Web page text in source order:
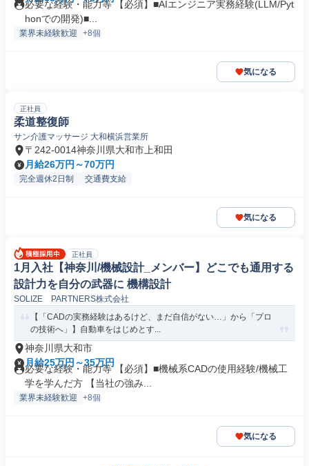
必要な経験・能力等 【必須】■AIエンジニア実務経験(LLM/Pyt
honでの開発)■...
業界未経験歓迎 +8個
気になる
正社員
柔道整復師
サン介護マッサージ 大和横浜営業所
〒242-0014神奈川県大和市上和田
月給26万円～70万円
完全週休2日制 交通費支給
気になる
正社員
1月入社【神奈川/機械設計_メンバー】どこでも通用する
設計力を自分の武器に 機構設計
SOLIZE PARTNERS株式会社
【「CADの実務経験はあるけど、まだ自信がない…」から「プロ
の技術へ」】自動車をはじめとす...
神奈川県大和市
月給25万円～35万円
必要な経験・能力等 【必須】■機械系CADの使用経験/機械工
学を学んだ方 【当社の強み...
業界未経験歓迎 +8個
気になる